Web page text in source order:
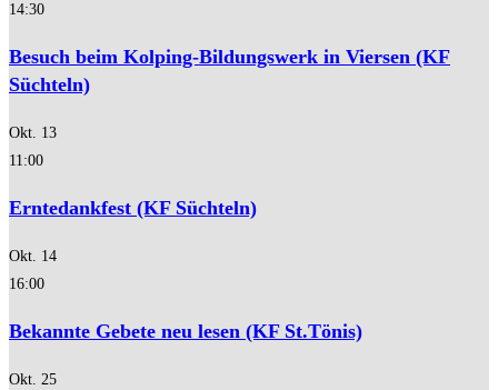
14:30
Besuch beim Kolping-Bildungswerk in Viersen (KF
Süchteln)
Okt. 13
11:00
Erntedankfest (KF Süchteln)
Okt. 14
16:00
Bekannte Gebete neu lesen (KF St.Tönis)
Okt. 25